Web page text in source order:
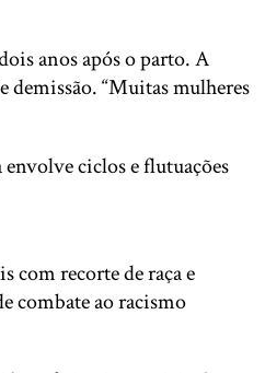
anos após o parto. A
demissão. “Muitas mulheres
ciclos e flutuações
com recorte de raça e
combate ao racismo